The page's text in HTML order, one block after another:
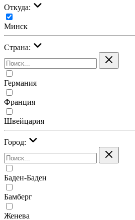
Откуда:
Минск
Страна:
Германия
Франция
Швейцария
Город:
Баден-Баден
Бамберг
Женева